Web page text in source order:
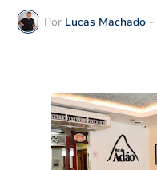
Por Lucas Machado -